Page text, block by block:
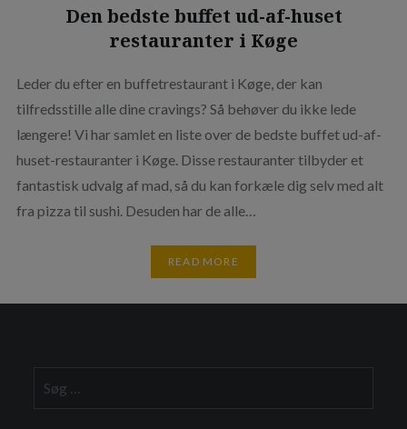
Den bedste buffet ud-af-huset
restauranter i Køge
Leder du efter en buffetrestaurant i Køge, der kan
tilfredsstille alle dine cravings? Så behøver du ikke lede
længere! Vi har samlet en liste over de bedste buffet ud-af-
huset-restauranter i Køge. Disse restauranter tilbyder et
fantastisk udvalg af mad, så du kan forkæle dig selv med alt
fra pizza til sushi. Desuden har de alle…
READ MORE
efter: